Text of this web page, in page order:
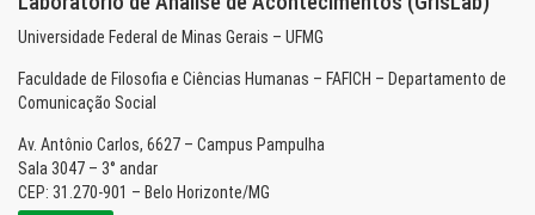
Universidade Federal de Minas Gerais – UFMG
Faculdade de Filosofia e Ciências Humanas – FAFICH – Departamento de
Comunicação Social
Av. Antônio Carlos, 6627 – Campus Pampulha
Sala 3047 – 3° andar
CEP: 31.270-901 – Belo Horizonte/MG